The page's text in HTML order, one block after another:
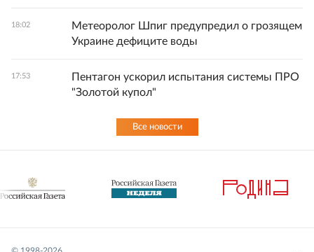
18:02
Метеоролог Шпиг предупредил о грозящем
Украине дефиците воды
17:53
Пентагон ускорил испытания системы ПРО
"Золотой купол"
Все новости